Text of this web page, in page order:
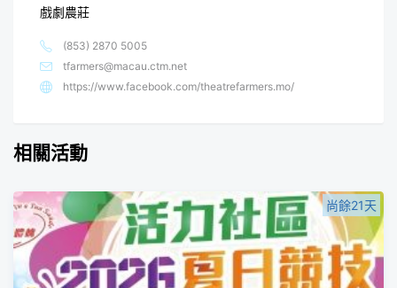
戲劇農莊
(853) 2870 5005
tfarmers@macau.ctm.net
https://www.facebook.com/theatrefarmers.mo/
相關活動
尚餘21天